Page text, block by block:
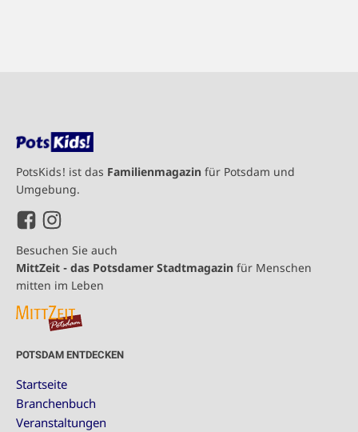
PotsKids! ist das Familienmagazin für Potsdam und
Umgebung.
Besuchen Sie auch
MittZeit - das Potsdamer Stadtmagazin für Menschen
mitten im Leben
POTSDAM ENTDECKEN
Startseite
Branchenbuch
Veranstaltungen